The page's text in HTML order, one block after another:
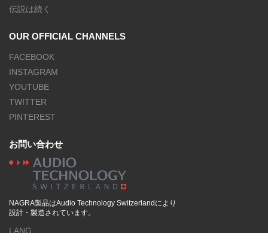
伝説は続く
OUR OFFICIAL CHANNELS
FACEBOOK
INSTAGRAM
YOUTUBE
TWITTER
PINTEREST
お問い合わせ
NAGRA製品はAudio Technology Switzerlandにより
設計・製造されています。
LANG